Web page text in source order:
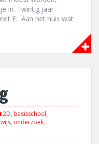
in. Twintig jaar
E. Aan het huis wat
2D,basisschool,
, onderzoek,